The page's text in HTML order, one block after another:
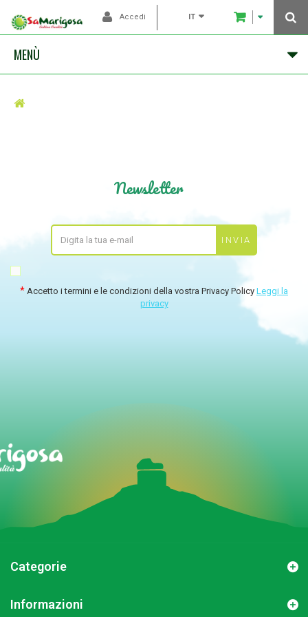
Accedi IT
MENÙ
Newsletter
Accetto i termini e le condizioni della vostra Privacy Policy Leggi la
privacy
Categorie
Informazioni